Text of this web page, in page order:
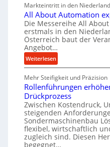
u
p
r
o
s
s
h
a
f
t
i
g
t
s
i
c
h
e
r
s
o
u
n
g
e
n
t
s
p
a
s
c
h
i
n
e
n
a
u
B
e
s
t
Markteintritt in den
All About Automation
Die Messereihe All
erstmals in den
Österreich baut der
Angebot…
Weiterlesen:
A
l
l
A
b
o
u
t
Mehr Steifigkeit und Präzision
Rollenführungen
Drückprozess
Zwischen Kostendruck,
steigenden
Sondermaschinenbau
flexibel, wirtschaftlich
zugleich sind. Diesen
begegnet…